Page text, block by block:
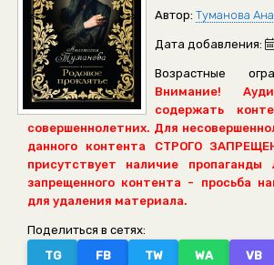
Автор: Туманова
Дата добавления:
Возрастные
Внимание!
содержать
совершеннолетних. Для
данного контента СТРОГО
присутствует наличие пропаганды
запрещенного контента - просьба
для удаления материала.
Поделиться в сетях:
TG
FB TW WA VB